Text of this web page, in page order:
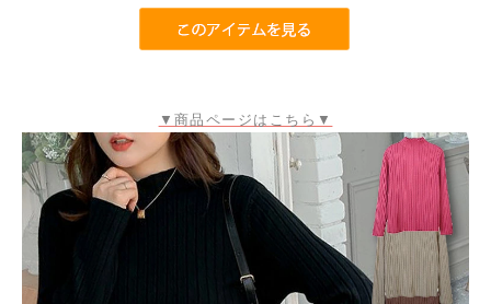
▼商品ページはこちら▼